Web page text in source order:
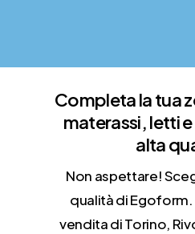
Completa la tua
materassi, letti
alta
Non aspettare!
qualità di Egoform.
vendita di Torino,